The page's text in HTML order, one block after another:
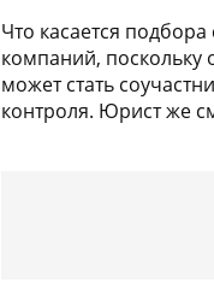
Что касается
компаний, поскольку
может стать
контроля. Юрист же